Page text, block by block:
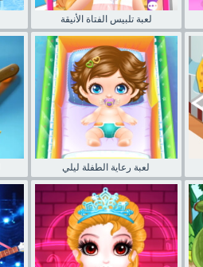
لعبة تلبيس الفتاة الأنيقة
لعبة رعاية الطفلة ليلي